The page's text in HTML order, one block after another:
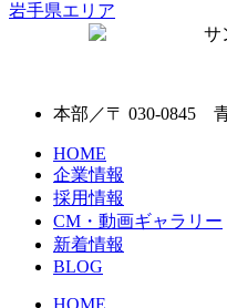
岩手県エリア
本部／〒 030-0845
HOME
企業情報
採用情報
CM・動画ギャラリー
新着情報
BLOG
HOME